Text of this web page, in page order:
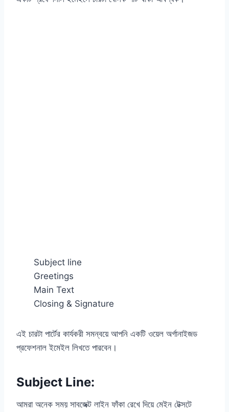
Subject line
Greetings
Main Text
Closing & Signature
এই চারটা পার্টের কার্যকরী সমন্বয়ে আপনি একটি ওয়েল অর্গানাইজড
প্রফেশনাল ইমেইল লিখতে পারবেন।
Subject Line:
আমরা অনেক সময় সাবজেক্ট লাইন ফাঁকা রেখে দিয়ে মেইন টেক্সটে